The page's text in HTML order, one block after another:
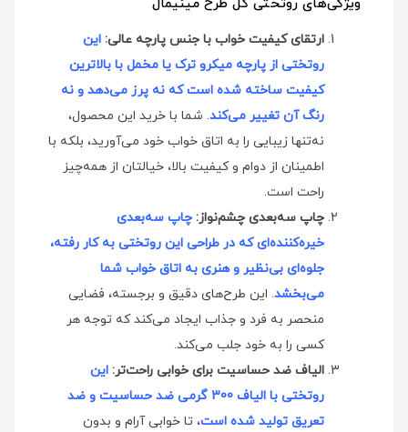
ویژگی‌های روتختی گل طرح مینیمال
ارتقای کیفیت خواب با جنس پارچه عالی: این
روتختی از پارچه میکرو ترک یا مخمل با بالاترین
کیفیت ساخته شده است که نه پرز می‌دهد و نه
رنگ آن تغییر می‌کند. شما با خرید این محصول،
نه‌تنها زیبایی را به اتاق خواب خود می‌آورید، بلکه با
اطمینان از دوام و کیفیت بالا، خیالتان از همه‌چیز
راحت است.
چاپ سه‌بعدی چشم‌نواز: چاپ سه‌بعدی
خیره‌کننده‌ای که در طراحی این روتختی به کار رفته،
جلوه‌ای بی‌نظیر و هنری به اتاق خواب شما
می‌بخشد. این طرح‌های دقیق و برجسته، فضایی
منحصر به فرد و جذاب ایجاد می‌کند که توجه هر
کسی را به خود جلب می‌کند.
الیاف ضد حساسیت برای خوابی راحت‌تر: این
روتختی با الیاف 300 گرمی ضد حساسیت و ضد
تعریق تولید شده است، تا خوابی آرام و بدون